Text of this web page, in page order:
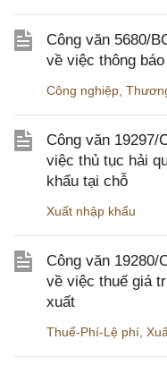
Công văn 5680/
về việc thông
Công nghiệp
Công văn 19297/
việc thủ tục hải
khẩu tại chỗ
Xuất nhập khẩu
Công văn 19280/
về việc thuế giá
xuất
Thuế-Phí-Lệ phí